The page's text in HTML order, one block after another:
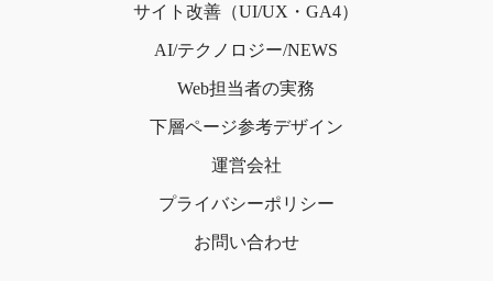
サイト改善（UI/UX・GA4）
AI/テクノロジー/NEWS
Web担当者の実務
下層ページ参考デザイン
運営会社
プライバシーポリシー
お問い合わせ